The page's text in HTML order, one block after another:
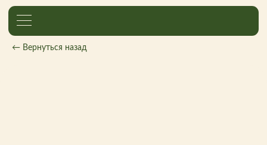
← Вернуться назад